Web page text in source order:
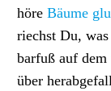
höre Bäume
riechst Du,
barfuß auf dem
über